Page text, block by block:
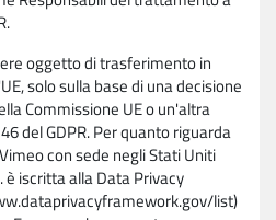
oggetto di trasferimento in
solo sulla base di una decisione
Commissione UE o un'altra
del GDPR. Per quanto riguarda
con sede negli Stati Uniti
iscritta alla Data Privacy
list)